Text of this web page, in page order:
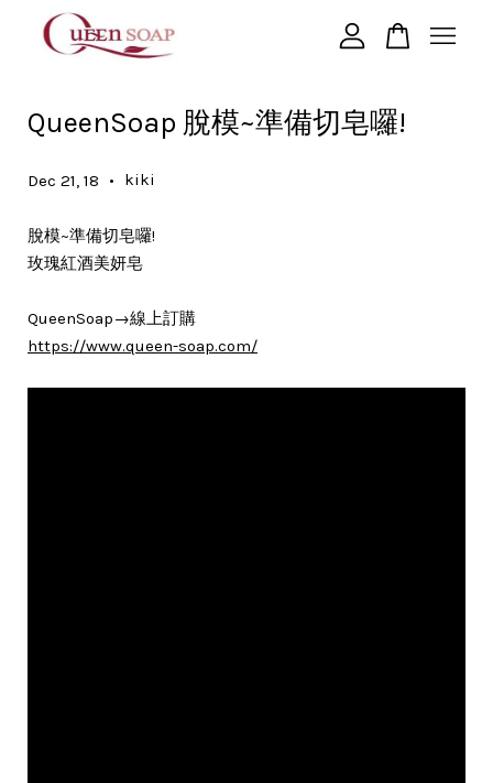
QueenSoap 脫模~準備切皂囉!
Dec 21, 18 • kiki
脫模~準備切皂囉!
玫瑰紅酒美妍皂
QueenSoap→線上訂購
https://www.queen-soap.com/
您的購物車目前還是空的。